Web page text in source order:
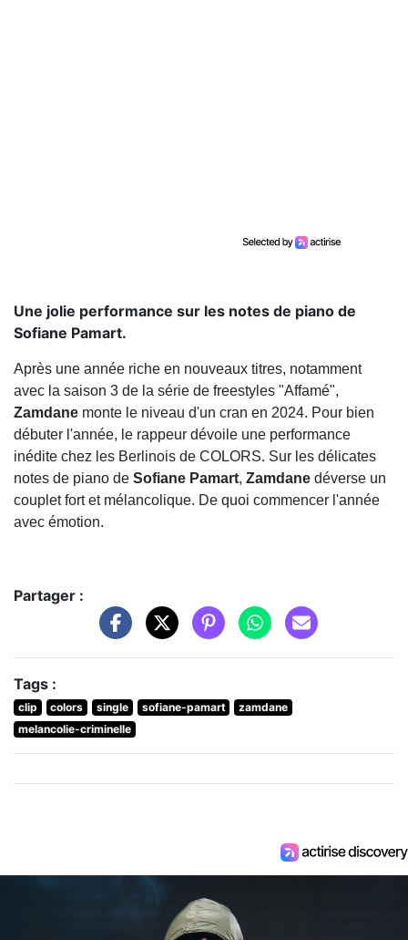
Une jolie performance sur les notes de piano de
Sofiane Pamart.
Après une année riche en nouveaux titres, notamment
avec la saison 3 de la série de freestyles "Affamé",
Zamdane monte le niveau d'un cran en 2024. Pour bien
débuter l'année, le rappeur dévoile une performance
inédite chez les Berlinois de COLORS. Sur les délicates
notes de piano de Sofiane Pamart, Zamdane déverse un
couplet fort et mélancolique. De quoi commencer l'année
avec émotion.
Partager :
Tags :
clip colors single sofiane-pamart
zamdane
melancolie-criminelle